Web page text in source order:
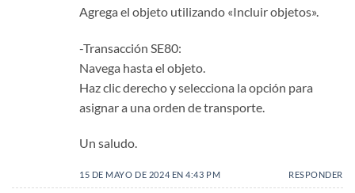
Agrega el objeto utilizando «Incluir objetos».
-Transacción SE80:
Navega hasta el objeto.
Haz clic derecho y selecciona la opción para
asignar a una orden de transporte.
Un saludo.
15 DE MAYO DE 2024 EN 4:43 PM RESPONDER